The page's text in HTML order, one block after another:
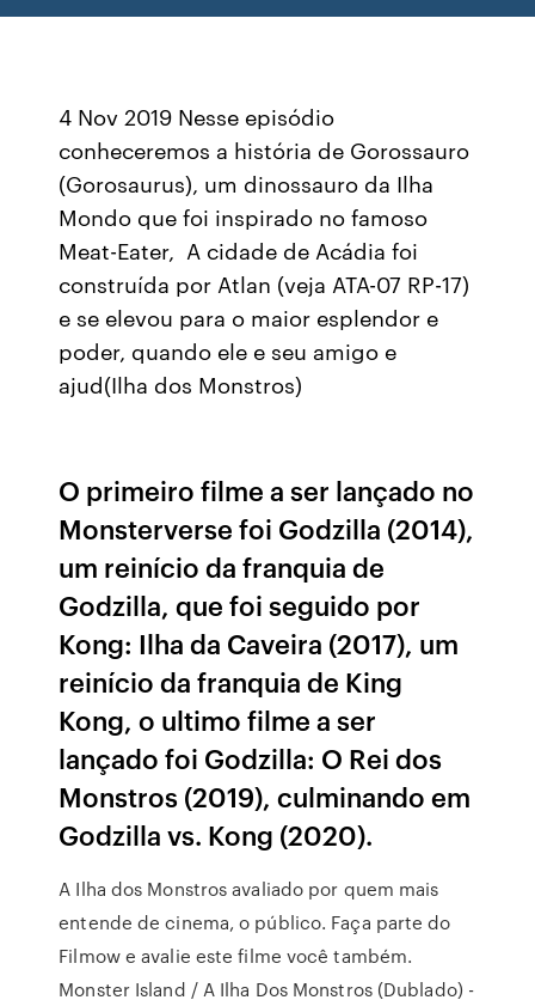
4 Nov 2019 Nesse episódio
conheceremos a história de Gorossauro
(Gorosaurus), um dinossauro da Ilha
Mondo que foi inspirado no famoso
Meat-Eater, A cidade de Acádia foi
construída por Atlan (veja ATA-07 RP-17)
e se elevou para o maior esplendor e
poder, quando ele e seu amigo e
ajud(Ilha dos Monstros)
O primeiro filme a ser lançado no
Monsterverse foi Godzilla (2014),
um reinício da franquia de
Godzilla, que foi seguido por
Kong: Ilha da Caveira (2017), um
reinício da franquia de King
Kong, o ultimo filme a ser
lançado foi Godzilla: O Rei dos
Monstros (2019), culminando em
Godzilla vs. Kong (2020).
A Ilha dos Monstros avaliado por quem mais
entende de cinema, o público. Faça parte do
Filmow e avalie este filme você também.
Monster Island / A Ilha Dos Monstros (Dublado) -